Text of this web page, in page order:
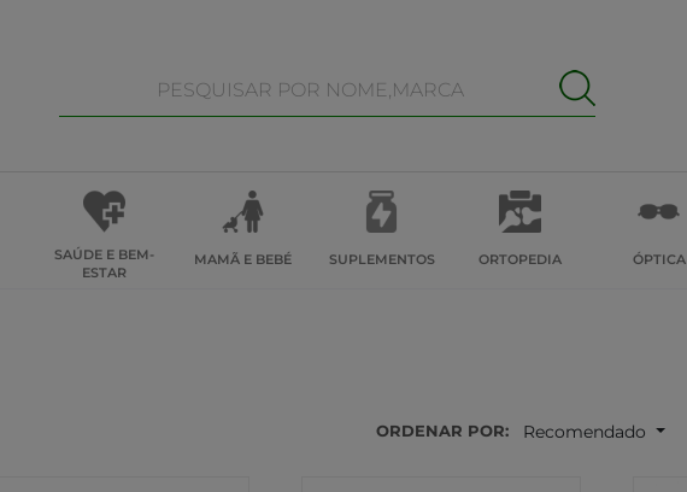
SAÚDE E BEM-
ESTAR
MAMÃ E BEBÉ SUPLEMENTOS ORTOPEDIA ÓPTICA
ORDENAR POR: Recomendado